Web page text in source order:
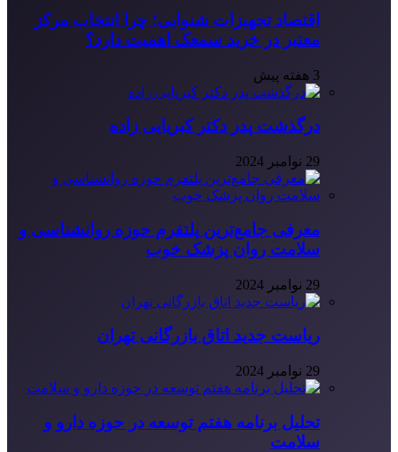
اقتصاد تجهیزات شنوایی؛ چرا انتخاب مرکز
معتبر در خرید سمعک اهمیت دارد؟
3 هفته پیش
درگذشت پدر دکتر کبریایی زاده
29 نوامبر 2024
معرفی جامع‌ترین پلتفرم حوزه روانشناسی و
سلامت روان پزشک خوب
29 نوامبر 2024
ریاست جدید اتاق بازرگانی تهران
29 نوامبر 2024
تحلیل برنامه هفتم توسعه در حوزه دارو و
سلامت